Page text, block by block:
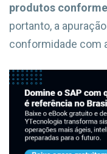
produtos
portanto, a
conformidade com